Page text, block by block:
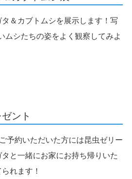
＆カブトムシを展示します！写
ムシたちの姿をよく観察してみよ
ント
予約いただいた方には昆虫ゼリー
と一緒にお家にお持ち帰りいた
れます！